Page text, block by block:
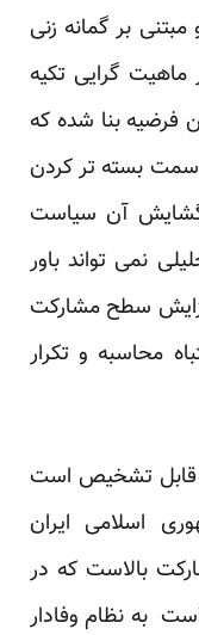
بر گمانه زنی
گرایی تکیه
فرضیه بنا شده که
سمت بسته تر کردن
گشایش آن سیاست
نمی تواند باور
سطح مشارکت
اشتباه محاسبه و تکرار
قابل تشخیص است
اسلامی ایران
بالاست که در
به نظام وفادار